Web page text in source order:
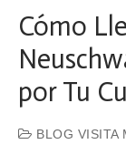
Cómo
por Tu
BLOG VISITA